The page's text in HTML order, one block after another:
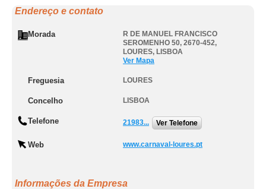
Endereço e contato
Morada
R DE MANUEL FRANCISCO
SEROMENHO 50, 2670-452,
LOURES, LISBOA
Ver Mapa
Freguesia LOURES
Concelho LISBOA
Telefone 21983... Ver Telefone
Web www.carnaval-loures.pt
Informações da Empresa